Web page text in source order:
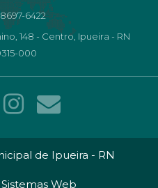
6422
148 - Centro, Ipueira - RN
000
de Ipueira - RN
Web